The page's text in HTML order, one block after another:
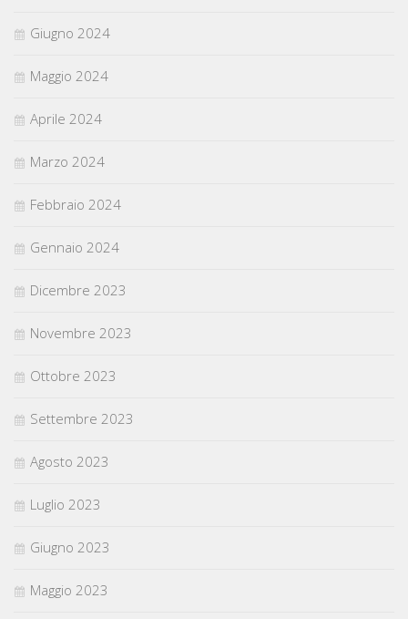
Giugno 2024
Maggio 2024
Aprile 2024
Marzo 2024
Febbraio 2024
Gennaio 2024
Dicembre 2023
Novembre 2023
Ottobre 2023
Settembre 2023
Agosto 2023
Luglio 2023
Giugno 2023
Maggio 2023